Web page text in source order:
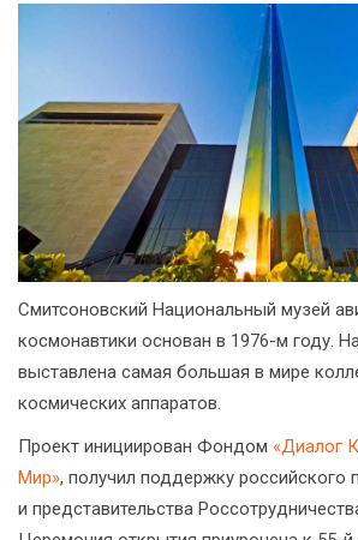
Смитсоновский Национальный музей
космонавтики основан в 1976-м году.
выставлена самая большая в мире
космических аппаратов.
Проект инициирован Фондом «Диалог
Мир», получил поддержку
и представительства